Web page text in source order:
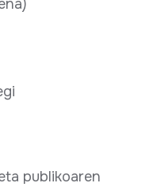
publikoaren